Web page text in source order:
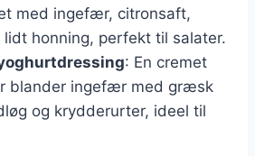
med ingefær, citronsaft,
lidt honning, perfekt til salater.
: En cremet
blander ingefær med græsk
og krydderurter, ideel til